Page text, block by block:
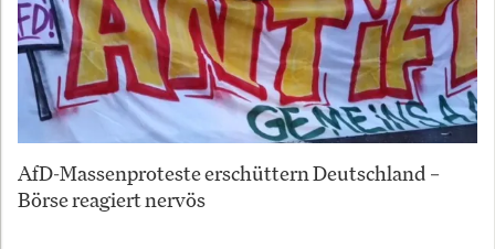
AfD-Massenproteste erschüttern Deutschland –
Börse reagiert nervös